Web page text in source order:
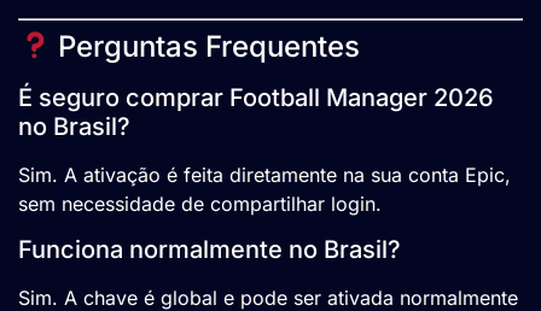
Perguntas Frequentes
É seguro comprar Football Manager 2026
no Brasil?
Sim. A ativação é feita diretamente na sua conta Epic,
sem necessidade de compartilhar login.
Funciona normalmente no Brasil?
Sim. A chave é global e pode ser ativada normalmente